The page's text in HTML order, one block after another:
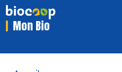
Mon Bio